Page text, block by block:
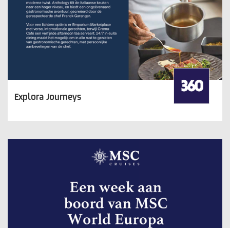
Explora Journeys